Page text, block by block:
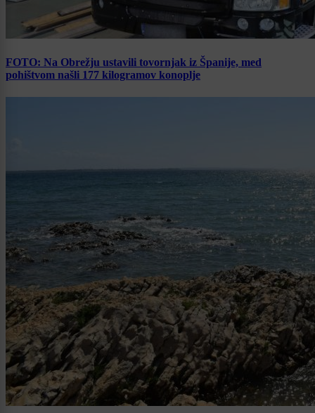
FOTO: Na Obrežju ustavili tovornjak iz Španije, med
pohištvom našli 177 kilogramov konoplje